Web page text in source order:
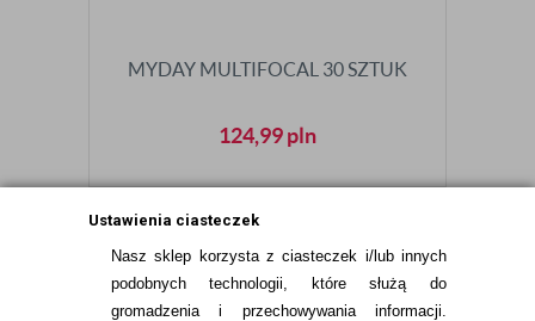
Ustawienia ciasteczek
Nasz sklep korzysta z ciasteczek i/lub innych
podobnych technologii, które służą do
gromadzenia i przechowywania informacji.
MYDAY MULTIFOCAL 30 SZTUK
124,99pln